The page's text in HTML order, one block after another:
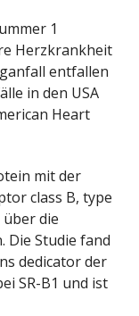
1
Herzkrankheit
entfallen
in den USA
Heart
mit der
class B, type
die
Die Studie fand
dedicator der
SR-B1 und ist